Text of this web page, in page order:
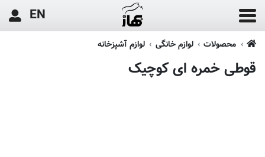
EN
محصولات لوازم خانگی لوازم آشپزخانه
قوطی خمره ای کوچیک